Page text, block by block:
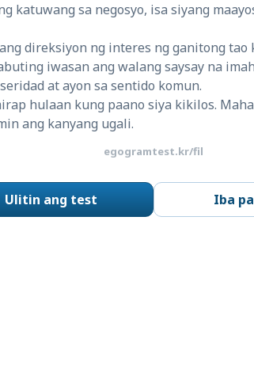
katuwang sa negosyo, isa siyang
direksiyon ng interes ng ganitong
iwasan ang walang saysay na
at ayon sa sentido komun.
hulaan kung paano siya kikilos.
ang kanyang ugali.
egogramtest.kr/fil
Ulitin ang test Iba